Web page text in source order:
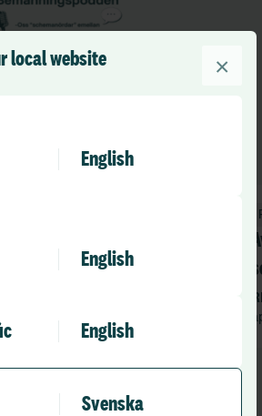
local website
English
English
English
Svenska
×
+ Falkenberg